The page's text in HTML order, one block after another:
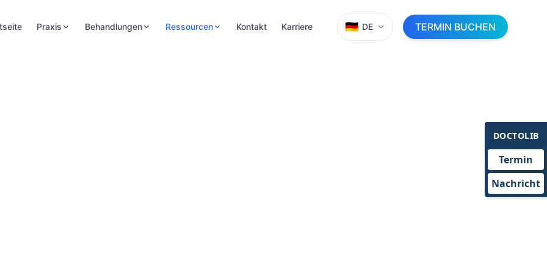
Praxis Behandlungen Ressourcen Kontakt Karriere 🇩🇪 DE TERMIN BUCHEN
DOCTOLIB
Termin
Nachricht